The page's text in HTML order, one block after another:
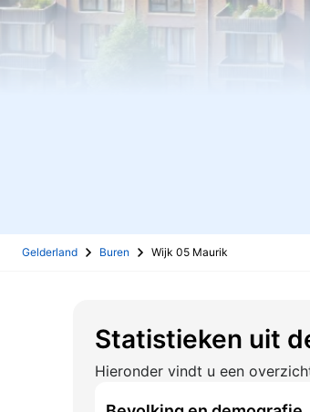
Gelderland Buren Wijk 05 Maurik
Statistieken uit
Hieronder vindt u een